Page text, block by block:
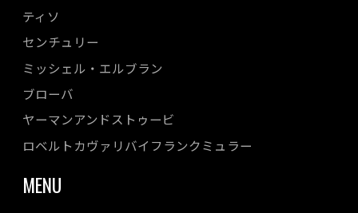
ティソ
センチュリー
ミッシェル・エルブラン
ブローバ
ヤーマンアンドストゥービ
ロベルトカヴァリバイフランクミュラー
MENU